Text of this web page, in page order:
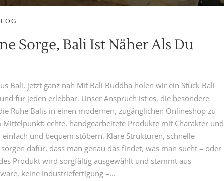
Sorge, Bali Ist Näher Als Du
Bali, jetzt ganz nah Mit Bali Buddha holen wir ein Stück Bali
für jeden erlebbar. Unser Anspruch ist es, die besondere
Ruhe Balis in einen modernen, zugänglichen Onlineshop zu
echte, handgearbeitete Produkte mit Charakter und
und bequem stöbern. Klare Strukturen, schnelle
dafür, dass man genau das findet, was man sucht – oder
Produkt wird sorgfältig ausgewählt und stammt aus
keine Industriefertigung –...